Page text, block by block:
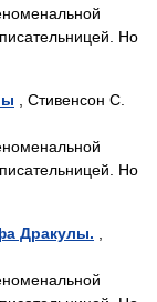
Но
, Стивенсон С.
Но
Дракулы.